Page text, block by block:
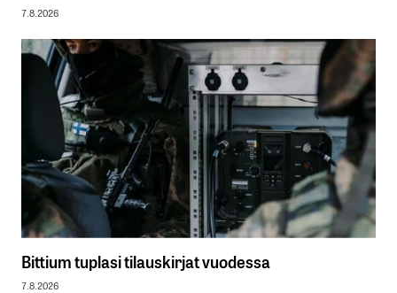
7.8.2026
Bittium tuplasi tilauskirjat vuodessa
7.8.2026